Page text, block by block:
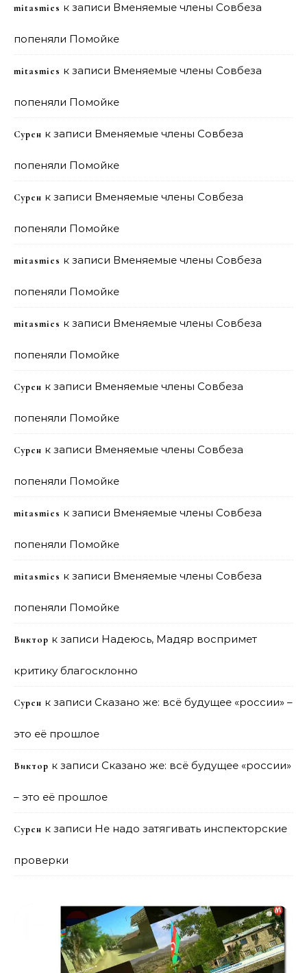
mitasmies к записи Вменяемые члены Совбеза
попеняли Помойке
mitasmies к записи Вменяемые члены Совбеза
попеняли Помойке
Сурен к записи Вменяемые члены Совбеза
попеняли Помойке
Сурен к записи Вменяемые члены Совбеза
попеняли Помойке
mitasmies к записи Вменяемые члены Совбеза
попеняли Помойке
mitasmies к записи Вменяемые члены Совбеза
попеняли Помойке
Сурен к записи Вменяемые члены Совбеза
попеняли Помойке
Сурен к записи Вменяемые члены Совбеза
попеняли Помойке
mitasmies к записи Вменяемые члены Совбеза
попеняли Помойке
mitasmies к записи Вменяемые члены Совбеза
попеняли Помойке
Виктор к записи Надеюсь, Мадяр воспримет
критику благосклонно
Сурен к записи Сказано же: всё будущее «россии» –
это её прошлое
Виктор к записи Сказано же: всё будущее «россии»
– это её прошлое
Сурен к записи Не надо затягивать инспекторские
проверки